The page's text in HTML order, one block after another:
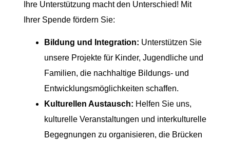
Ihre Unterstützung macht den Unterschied! Mit
Ihrer Spende fördern Sie:
Bildung und Integration: Unterstützen Sie
unsere Projekte für Kinder, Jugendliche und
Familien, die nachhaltige Bildungs- und
Entwicklungsmöglichkeiten schaffen.
Kulturellen Austausch: Helfen Sie uns,
kulturelle Veranstaltungen und interkulturelle
Begegnungen zu organisieren, die Brücken